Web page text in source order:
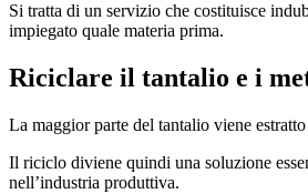
Si tratta di un servizio che costituisce
impiegato quale materia prima.
Riciclare il tantalio e i
La maggior parte del tantalio viene
Il riciclo diviene quindi una soluzione
nell’industria produttiva.